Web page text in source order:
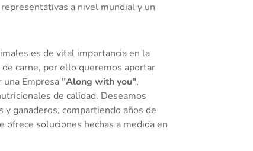
a nivel mundial y un
es de vital importancia en la
carne, por ello queremos aportar
Empresa "Along with you",
de calidad. Deseamos
ganaderos, compartiendo años de
ofrece soluciones hechas a medida en